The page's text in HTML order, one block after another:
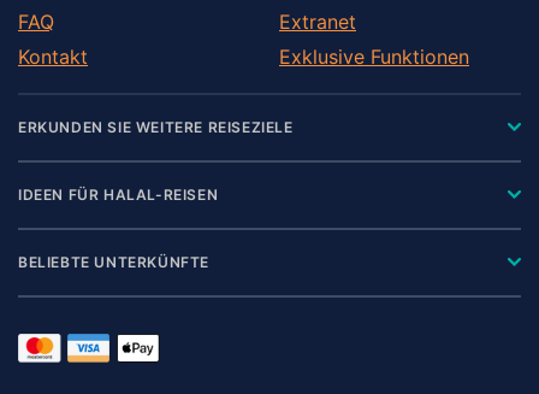
FAQ
Kontakt
Extranet
Exklusive Funktionen
ERKUNDEN SIE WEITERE REISEZIELE
IDEEN FÜR HALAL-REISEN
BELIEBTE UNTERKÜNFTE